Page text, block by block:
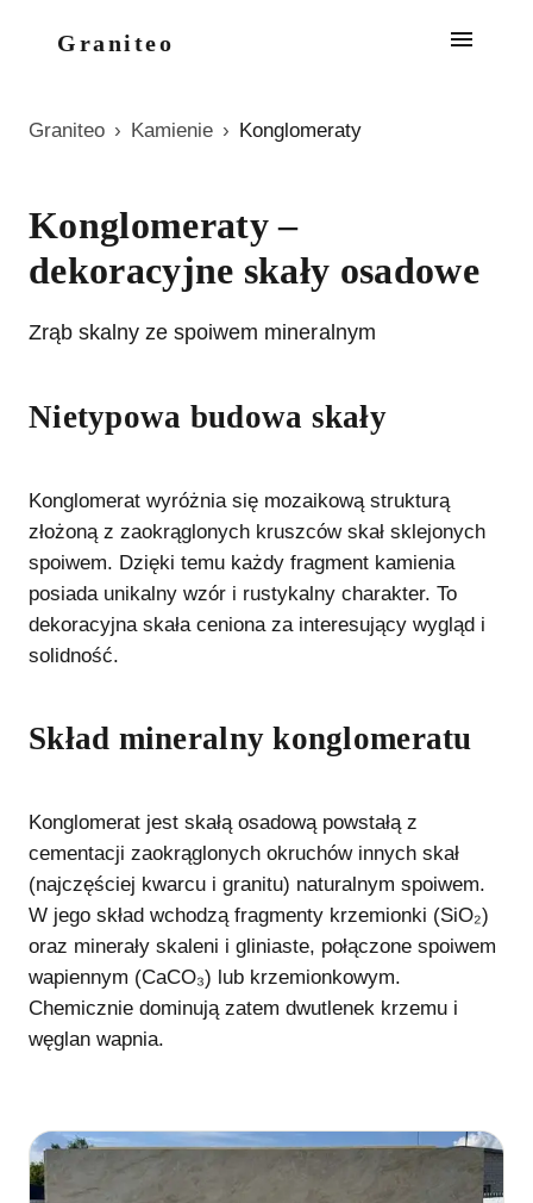
Graniteo
Graniteo › Kamienie › Konglomeraty
Konglomeraty –
dekoracyjne skały osadowe
Zrąb skalny ze spoiwem mineralnym
Nietypowa budowa skały
Konglomerat wyróżnia się mozaikową strukturą
złożoną z zaokrąglonych kruszców skał sklejonych
spoiwem. Dzięki temu każdy fragment kamienia
posiada unikalny wzór i rustykalny charakter. To
dekoracyjna skała ceniona za interesujący wygląd i
solidność.
Skład mineralny konglomeratu
Konglomerat jest skałą osadową powstałą z
cementacji zaokrąglonych okruchów innych skał
(najczęściej kwarcu i granitu) naturalnym spoiwem.
W jego skład wchodzą fragmenty krzemionki (SiO₂)
oraz minerały skaleni i gliniaste, połączone spoiwem
wapiennym (CaCO₃) lub krzemionkowym.
Chemicznie dominują zatem dwutlenek krzemu i
węglan wapnia.